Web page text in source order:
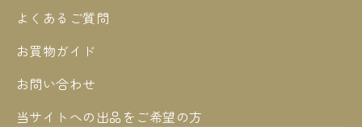
よくあるご質問
お買物ガイド
お問い合わせ
当サイトへの出品をご希望の方